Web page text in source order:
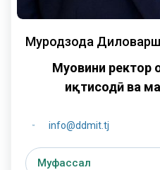
Муродзода
Муовини ректор
иқтисодӣ ва
info@ddmit.tj
Муфассал